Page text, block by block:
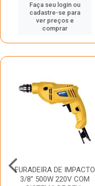
Faça seu login ou
cadastre-se para
ver preços e
comprar
FURADEIRA DE IMPACTO
3/8” 500W 220V COM